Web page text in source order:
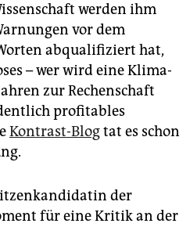
werden ihm
vor dem
abqualifiziert hat,
– wer wird eine Klima-
zur Rechenschaft
profitables
Kontrast-Blogtat es schon
der
für eine Kritik an der